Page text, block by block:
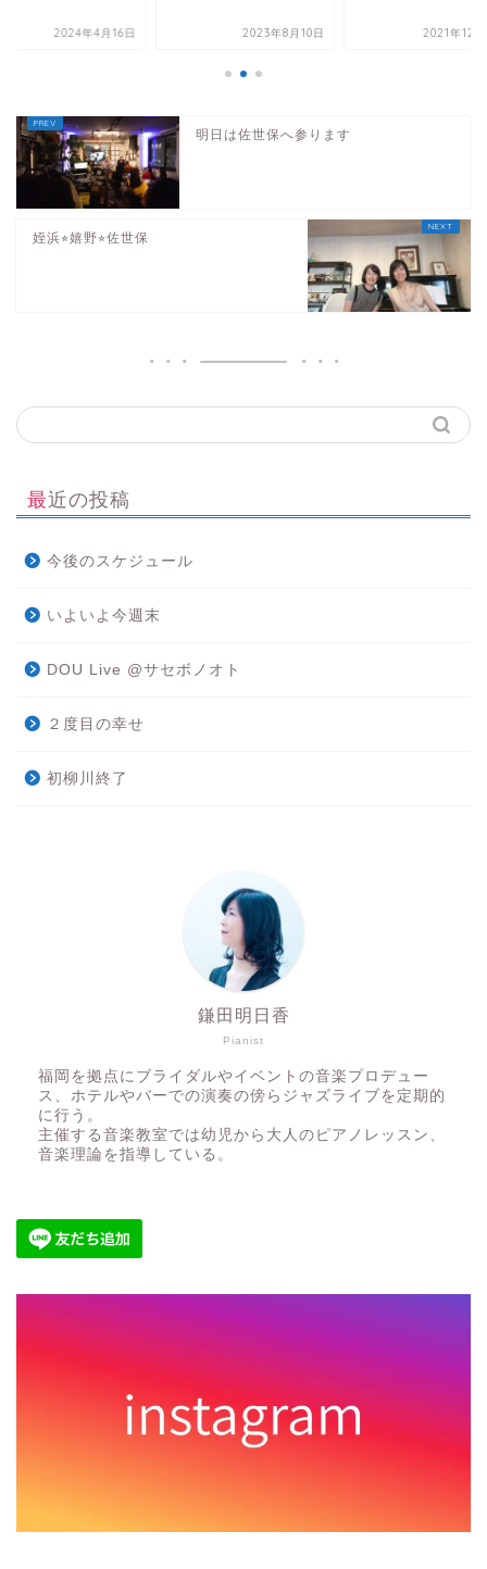
2024年4月16日 2023年8月10日 2021年12
明日は佐世保へ参ります
姪浜⭐︎嬉野⭐︎佐世保
最近の投稿
今後のスケジュール
いよいよ今週末
DOU Live @サセボノオト
２度目の幸せ
初柳川終了
Pianist
鎌田明日香
福岡を拠点にブライダルやイベントの音楽プロデュー
ス、ホテルやバーでの演奏の傍らジャズライブを定期的
に行う。
主催する音楽教室では幼児から大人のピアノレッスン、
音楽理論を指導している。